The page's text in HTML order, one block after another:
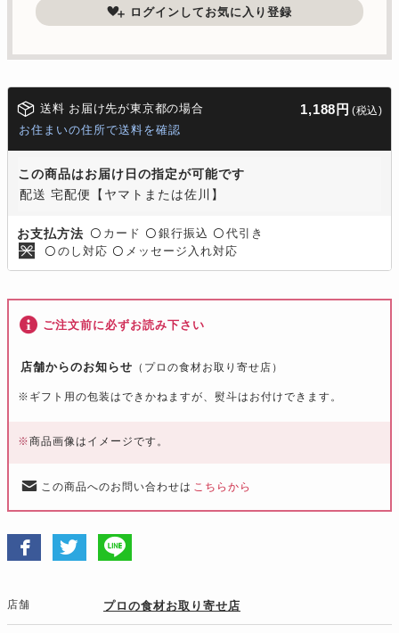
ログインしてお気に入り登録
送料 お届け先が東京都の場合 1,188円 (税込)
お住まいの住所で送料を確認
この商品はお届け日の指定が可能です
配送 宅配便【ヤマトまたは佐川】
お支払方法 〇 カード 〇 銀行振込 〇 代引き
〇 のし対応 〇 メッセージ入れ対応
ご注文前に必ずお読み下さい
店舗からのお知らせ （プロの食材お取り寄せ店）
※ ギフト用の包装はできかねますが、熨斗はお付けできます。
※商品画像はイメージです。
この商品へのお問い合わせは こちらから
店舗 プロの食材お取り寄せ店